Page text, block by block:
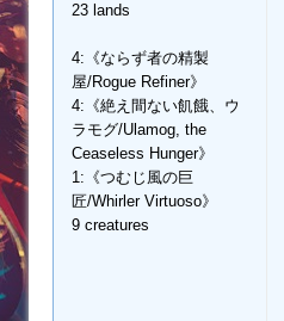
23 lands
4:《ならず者の精製
屋/Rogue Refiner》
4:《絶え間ない飢餓、ウ
ラモグ/Ulamog, the
Ceaseless Hunger》
1:《つむじ風の巨
匠/Whirler Virtuoso》
9 creatures